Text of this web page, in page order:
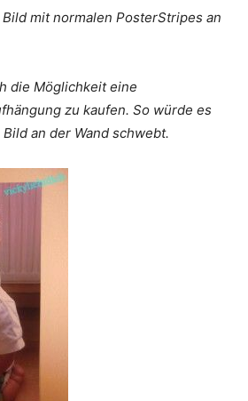
mit normalen PosterStripes an
die Möglichkeit eine
zu kaufen. So würde es
an der Wand schwebt.